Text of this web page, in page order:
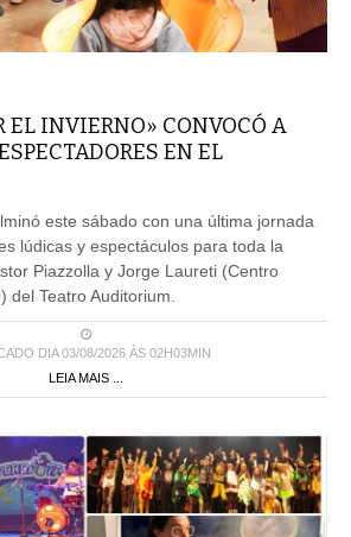
EL INVIERNO» CONVOCÓ A
EN EL
este sábado con una última jornada
lúdicas y espectáculos para toda la
Piazzolla y Jorge Laureti (Centro
del Teatro Auditorium.
DIA 03/08/2026 ÀS 02H03MIN
LEIA MAIS ...